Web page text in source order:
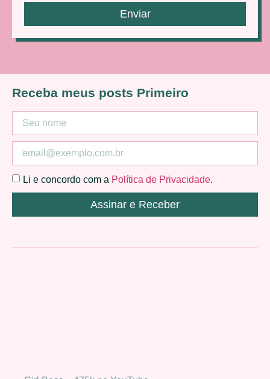
Enviar
Receba meus posts Primeiro
Li e concordo com a Política de Privacidade.
Assinar e Receber